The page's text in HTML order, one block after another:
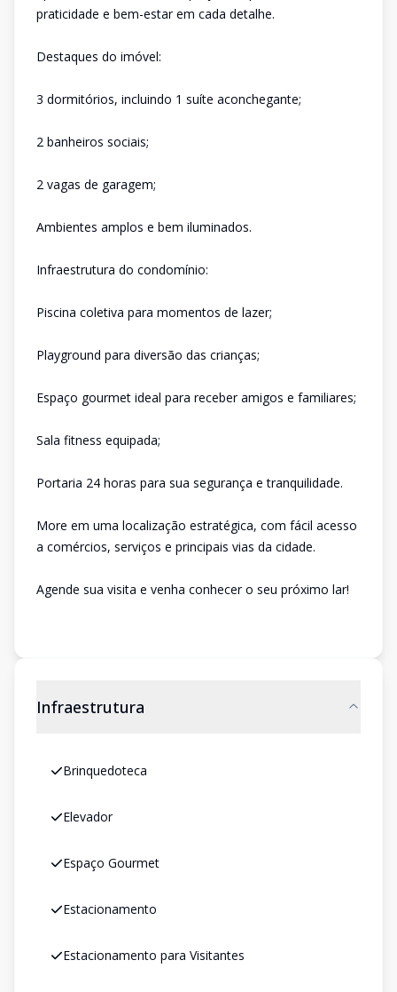
praticidade e bem-estar em cada detalhe.
Destaques do imóvel:
3 dormitórios, incluindo 1 suíte aconchegante;
2 banheiros sociais;
2 vagas de garagem;
Ambientes amplos e bem iluminados.
Infraestrutura do condomínio:
Piscina coletiva para momentos de lazer;
Playground para diversão das crianças;
Espaço gourmet ideal para receber amigos e familiares;
Sala fitness equipada;
Portaria 24 horas para sua segurança e tranquilidade.
More em uma localização estratégica, com fácil acesso
a comércios, serviços e principais vias da cidade.
Agende sua visita e venha conhecer o seu próximo lar!
Infraestrutura
Brinquedoteca
Elevador
Espaço Gourmet
Estacionamento
Estacionamento para Visitantes